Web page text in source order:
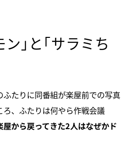
｣と｢サラミち
たりに同番組が楽屋前での写真
、ふたりは何やら作戦会議
屋から戻ってきた2人はなぜかド